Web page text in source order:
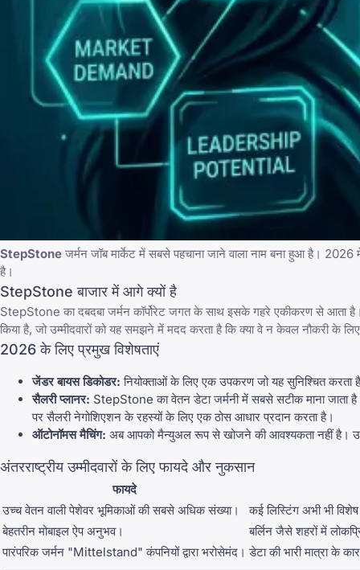
StepStone जर्मन जॉब मार्केट में सबसे पहचाना जाने वाला नाम बना हुआ है।
है।
StepStone बाजार में आगे क्यों है
StepStone का दबदबा जर्मन कॉर्पोरेट जगत के साथ इसके गहरे एकीकरण से आता
किया है, जो उम्मीदवारों को यह समझने में मदद करता है कि क्या वे न केवल नौकरी के
2026 के लिए प्रमुख विशेषताएं
जेंडर बायस डिकोडर: नियोक्ताओं के लिए एक उपकरण जो यह सुनिश्चित करता
सैलरी प्लानर: StepStone का वेतन डेटा जर्मनी में सबसे सटीक माना जाता
पर सैलरी नेगोशिएशन के रहस्यों के लिए एक ठोस आधार प्रदान करता है।
ऑटोनॉमस मैचिंग: अब आपको मैन्युअल रूप से खोजने की आवश्यकता नहीं है।
अंतरराष्ट्रीय उम्मीदवारों के लिए फायदे और नुकसान
फायदे
उच्च वेतन वाली पेशेवर भूमिकाओं की सबसे अधिक संख्या।
कई लिस्टिंग अभी भी
बेहतरीन मोबाइल ऐप अनुभव।
बर्लिन जैसे शहरों में
पारंपरिक जर्मन "Mittelstand" कंपनियों द्वारा भरोसेमंद। डेटा की भारी मात्रा के